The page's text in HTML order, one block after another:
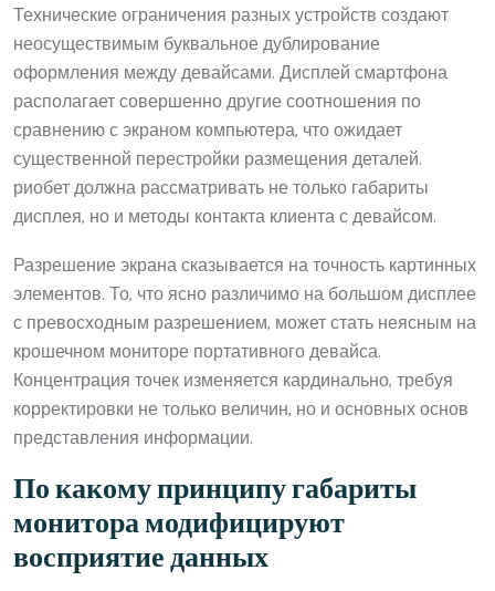
Технические ограничения разных устройств создают
неосуществимым буквальное дублирование
оформления между девайсами. Дисплей смартфона
располагает совершенно другие соотношения по
сравнению с экраном компьютера, что ожидает
существенной перестройки размещения деталей.
риобет должна рассматривать не только габариты
дисплея, но и методы контакта клиента с девайсом.
Разрешение экрана сказывается на точность картинных
элементов. То, что ясно различимо на большом дисплее
с превосходным разрешением, может стать неясным на
крошечном мониторе портативного девайса.
Концентрация точек изменяется кардинально, требуя
корректировки не только величин, но и основных основ
представления информации.
По какому принципу габариты
монитора модифицируют
восприятие данных